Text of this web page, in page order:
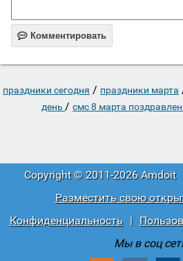
 Комментировать
праздники сегодня / праздники марта
день / смс 8 марта
Copyright © 2011-2026 Amdoit
Разместить свою
Конфиденциальность
|
Мы в соц